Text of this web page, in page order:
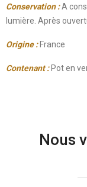
Conservation :A
lumière. Après
Origine : France
Contenant :Pot en
Nous